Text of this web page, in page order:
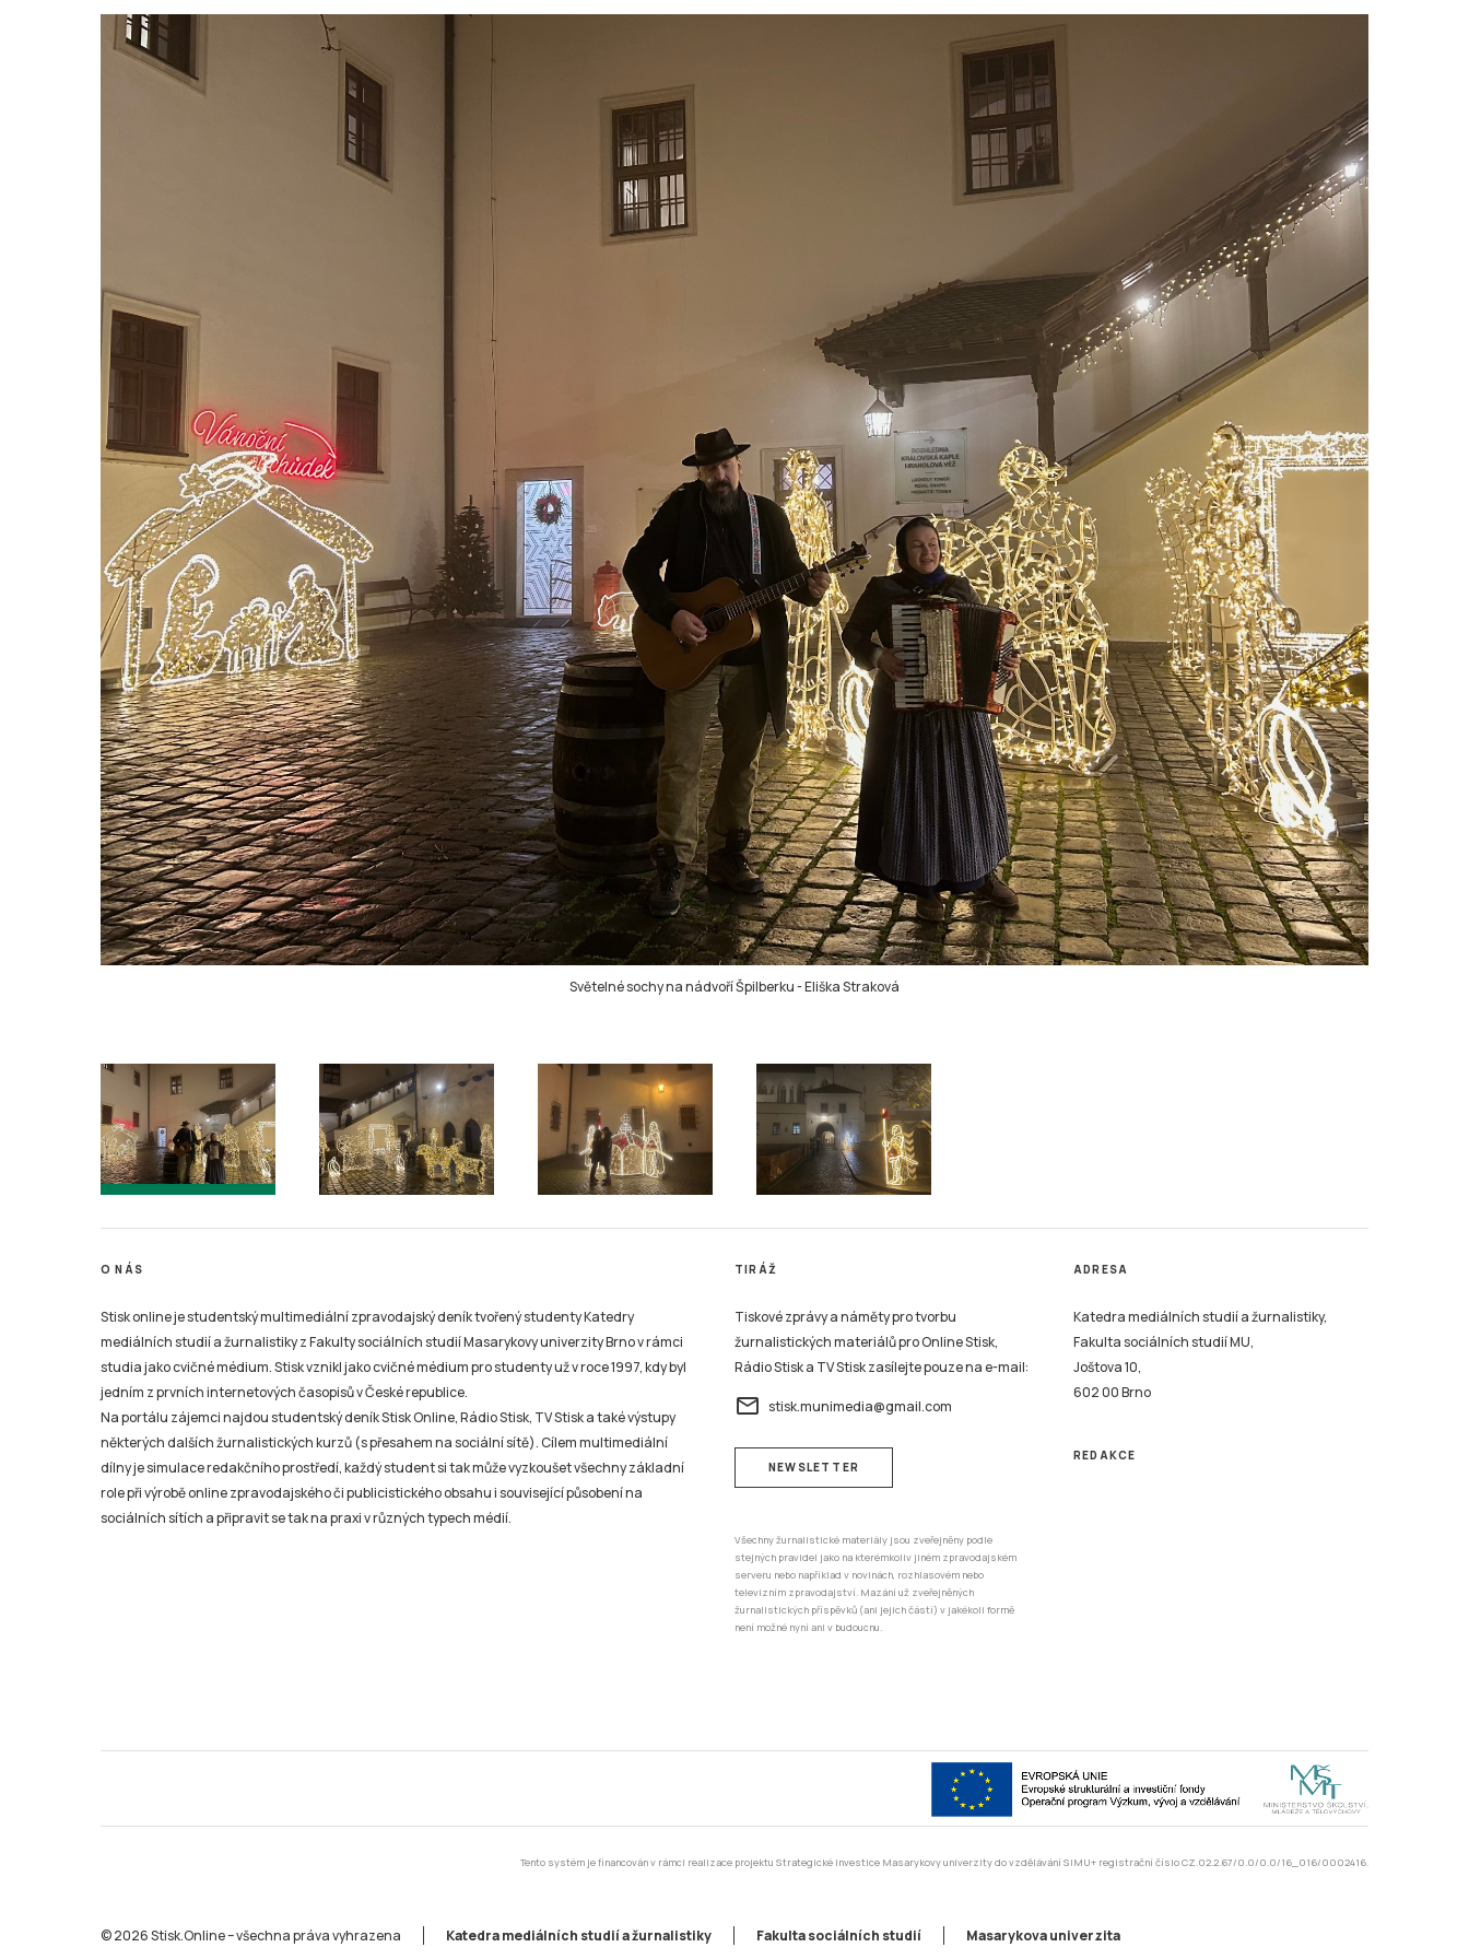
Světelné sochy na nádvoří Špilberku-Eliška Straková
O NÁS
Stisk online je studentský multimediální zpravodajský deník tvořený studenty Katedry
mediálních studií a žurnalistiky z Fakulty sociálních studií Masarykovy univerzity Brno v rámci
studia jako cvičné médium. Stisk vznikl jako cvičné médium pro studenty už v roce 1997, kdy byl
jedním z prvních internetových časopisů v České republice.
Na portálu zájemci najdou studentský deník Stisk Online, Rádio Stisk, TV Stisk a také výstupy
některých dalších žurnalistických kurzů (s přesahem na sociální sítě). Cílem multimediální
dílny je simulace redakčního prostředí, každý student si tak může vyzkoušet všechny základní
role při výrobě online zpravodajského či publicistického obsahu i související působení na
sociálních sítích a připravit se tak na praxi v různých typech médií.
TIRÁŽ
Tiskové zprávy a náměty pro tvorbu
žurnalistických materiálů pro Online Stisk,
Rádio Stisk a TV Stisk zasílejte pouze na e-mail:
email stisk.munimedia@gmail.com
NEWSLETTER
Všechny žurnalistické materiály jsou zveřejněny podle
stejných pravidel jako na kterémkoliv jiném zpravodajském
serveru nebo například v novinách, rozhlasovém nebo
televizním zpravodajství. Mazání už zveřejněných
žurnalistických příspěvků (ani jejich částí) v jakékoli formě
není možné nyní ani v budoucnu.
ADRESA
Katedra mediálních studií a žurnalistiky,
Fakulta sociálních studií MU,
Joštova 10,
602 00 Brno
REDAKCE
Tento systém je financován v rámci realizace projektu Strategické investice Masarykovy univerzity do vzdělávání SIMU+ registrační číslo CZ.02.2.67/0.0/0.0/16_016/0002416.
© 2026 Stisk.Online – všechna práva vyhrazena Katedra mediálních studií a žurnalistiky Fakulta sociálních studií Masarykova univerzita